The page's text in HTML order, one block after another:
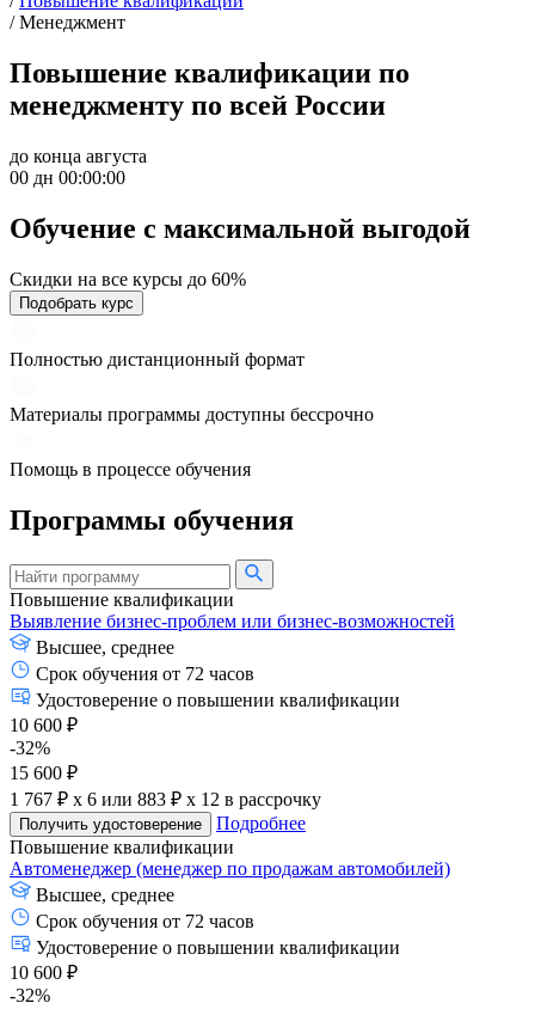
/ Менеджмент
Повышение квалификации по
менеджменту по всей России
до конца августа
00 дн 00:00:00
Обучение с максимальной выгодой
Скидки на все курсы до 60%
Подобрать курс
Полностью дистанционный формат
Материалы программы доступны бессрочно
Помощь в процессе обучения
Программы обучения
Повышение квалификации
Выявление бизнес-проблем или бизнес-возможностей
Высшее, среднее
Срок обучения от 72 часов
Удостоверение о повышении квалификации
10 600 ₽
-32%
15 600 ₽
1 767 ₽ x 6 или 883 ₽ x 12 в рассрочку
Получить удостоверение
Подробнее
Повышение квалификации
Автоменеджер (менеджер по продажам автомобилей)
Высшее, среднее
Срок обучения от 72 часов
Удостоверение о повышении квалификации
10 600 ₽
-32%